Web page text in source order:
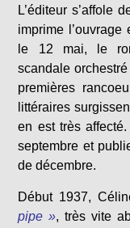
L’éditeur s’affole
imprime
le 12 mai, le
scandale
premières
littéraires
en est très
septembre et
de décembre.
Début 1937,
pipe », très vite